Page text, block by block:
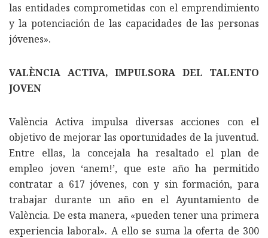
las entidades comprometidas con el emprendimiento
y la potenciación de las capacidades de las personas
jóvenes».
VALÈNCIA ACTIVA, IMPULSORA DEL TALENTO
JOVEN
València Activa impulsa diversas acciones con el
objetivo de mejorar las oportunidades de la juventud.
Entre ellas, la concejala ha resaltado el plan de
empleo joven ‘anem!’, que este año ha permitido
contratar a 617 jóvenes, con y sin formación, para
trabajar durante un año en el Ayuntamiento de
València. De esta manera, «pueden tener una primera
experiencia laboral». A ello se suma la oferta de 300